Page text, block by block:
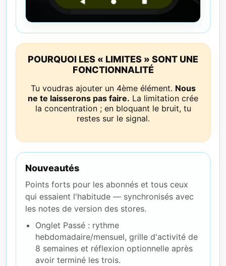
POURQUOI LES « LIMITES » SONT UNE
FONCTIONNALITÉ
Tu voudras ajouter un 4ème élément. Nous
ne te laisserons pas faire. La limitation crée
la concentration ; en bloquant le bruit, tu
restes sur le signal.
Nouveautés
Points forts pour les abonnés et tous ceux
qui essaient l'habitude — synchronisés avec
les notes de version des stores.
Onglet Passé : rythme
hebdomadaire/mensuel, grille d'activité de
8 semaines et réflexion optionnelle après
avoir terminé les trois.